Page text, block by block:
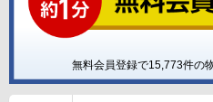
無料会員登録で15,773件の